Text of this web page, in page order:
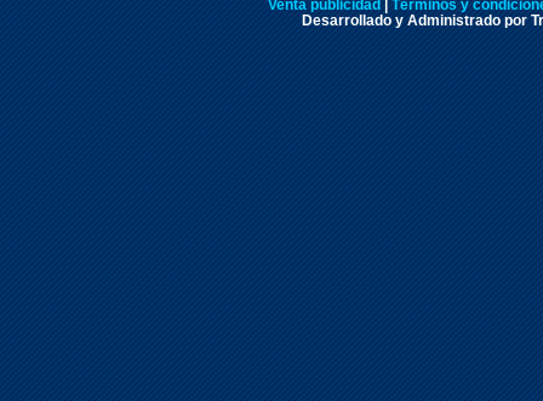
Venta publicidad
Términos y
Desarrollado y Administrado por